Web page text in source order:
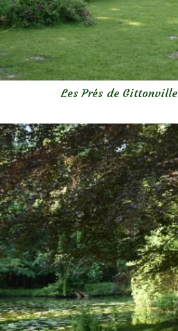
Les Prés de Gittonville